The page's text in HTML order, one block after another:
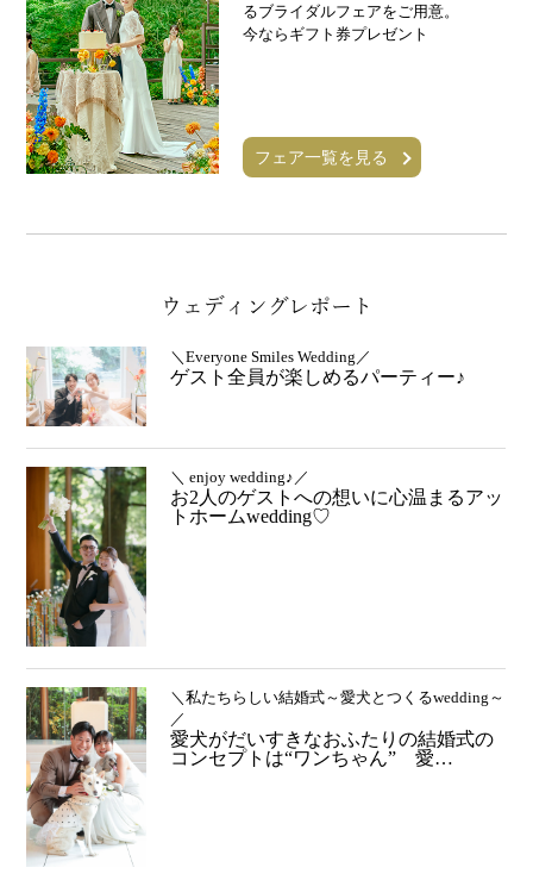
るブライダルフェアをご用意。
今ならギフト券プレゼント
フェア一覧を見る
ウェディングレポート
＼Everyone Smiles Wedding／
ゲスト全員が楽しめるパーティー♪
＼ enjoy wedding♪／
お2人のゲストへの想いに心温まるアッ
トホームwedding♡
＼私たちらしい結婚式～愛犬とつくるwedding～
／
愛犬がだいすきなおふたりの結婚式の
コンセプトは“ワンちゃん” 愛…